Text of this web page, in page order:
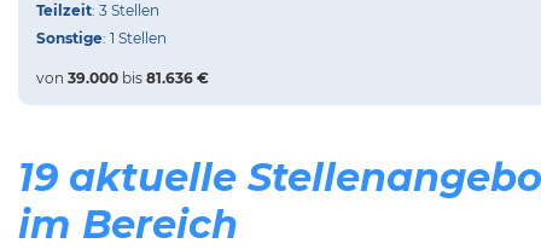
Teilzeit: 3 Stellen
Sonstige: 1 Stellen
von 39.000 bis 81.636 €
19 aktuelle
im Bereich